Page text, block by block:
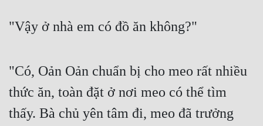
"Vậy ở nhà em có đồ ăn không?"
"Có, Oản Oản chuẩn bị cho meo rất nhiều
thức ăn, toàn đặt ở nơi meo có thể tìm
thấy. Bà chủ yên tâm đi, meo đã trưởng